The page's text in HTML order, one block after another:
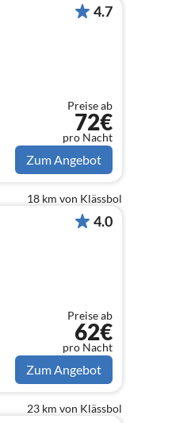
4.7
Preise ab
72€
pro Nacht
Zum Angebot
18 km von Klässbol
4.0
Preise ab
62€
pro Nacht
Zum Angebot
23 km von Klässbol